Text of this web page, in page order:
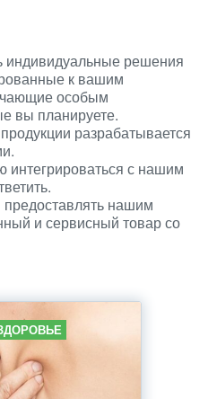
индивидуальные решения
к вашим
особым
вы планируете.
разрабатывается
с нашим
нашим
и сервисный товар со